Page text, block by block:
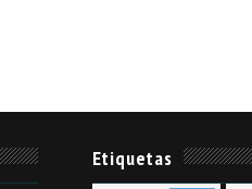
Etiquetas